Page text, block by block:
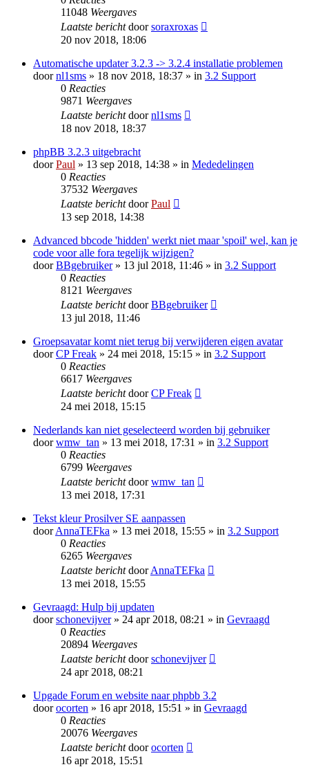
11048 Weergaves
Laatste berichtdoorsoraxroxas
20 nov 2018, 18:06
Automatische updater 3.2.3 -> 3.2.4 installatie problemen
doornl1sms » 18 nov 2018, 18:37 » in 3.2 Support
0 Reacties
9871 Weergaves
Laatste berichtdoornl1sms
18 nov 2018, 18:37
phpBB 3.2.3 uitgebracht
doorPaul » 13 sep 2018, 14:38 » in Mededelingen
0 Reacties
37532 Weergaves
Laatste berichtdoorPaul
13 sep 2018, 14:38
Advanced bbcode 'hidden' werkt niet maar 'spoil' wel, kan je
code voor alle fora tegelijk wijzigen?
doorBBgebruiker» 13 jul 2018, 11:46 » in 3.2 Support
0 Reacties
8121 Weergaves
Laatste berichtdoorBBgebruiker
13 jul 2018, 11:46
Groepsavatar komt niet terug bij verwijderen eigen avatar
doorCP Freak » 24 mei 2018, 15:15 » in 3.2 Support
0 Reacties
6617 Weergaves
Laatste berichtdoorCP Freak
24 mei 2018, 15:15
Nederlands kan niet geselecteerd worden bij gebruiker
doorwmw_tan » 13 mei 2018, 17:31 » in 3.2 Support
0 Reacties
6799 Weergaves
Laatste berichtdoorwmw_tan
13 mei 2018, 17:31
Tekst kleur Prosilver SE aanpassen
doorAnnaTEFka » 13 mei 2018, 15:55 » in 3.2 Support
0 Reacties
6265 Weergaves
Laatste berichtdoorAnnaTEFka
13 mei 2018, 15:55
Gevraagd: Hulp bij updaten
doorschonevijver» 24 apr 2018, 08:21 » in Gevraagd
0 Reacties
20894 Weergaves
Laatste berichtdoorschonevijver
24 apr 2018, 08:21
Upgade Forum en website naar phpbb 3.2
doorocorten » 16 apr 2018, 15:51 » in Gevraagd
0 Reacties
20076 Weergaves
Laatste berichtdoorocorten
16 apr 2018, 15:51